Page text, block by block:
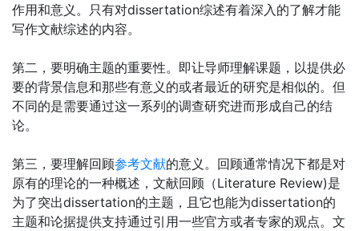
作用和意义。只有对dissertation综述有着深入的了解才能
写作文献综述的内容。
第二，要明确主题的重要性。即让导师理解课题，以提供必
要的背景信息和那些有意义的或者最近的研究是相似的。但
不同的是需要通过这一系列的调查研究进而形成自己的结
论。
第三，要理解回顾参考文献的意义。回顾通常情况下都是对
原有的理论的一种概述，文献回顾（Literature Review)是
为了突出dissertation的主题，且它也能为dissertation的
主题和论据提供支持通过引用一些官方或者专家的观点。文